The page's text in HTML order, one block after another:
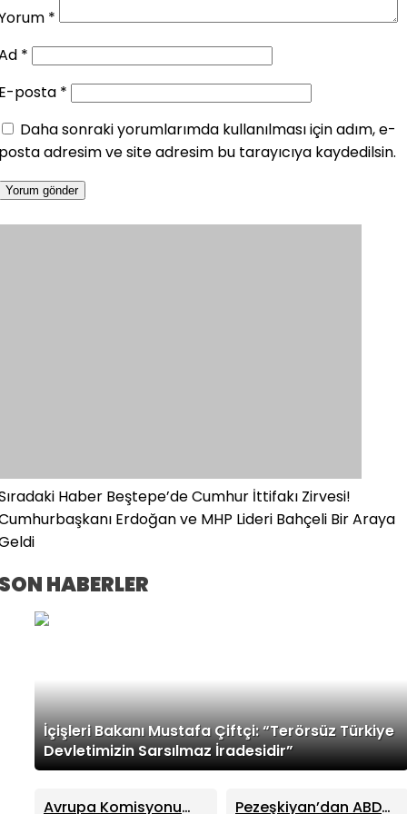
*
*
posta *
Daha sonraki yorumlarımda kullanılması için adım, e-
adresim ve site adresim bu tarayıcıya kaydedilsin.
Haber Beştepe’de Cumhur İttifakı Zirvesi!
Erdoğan ve MHP Lideri Bahçeli Bir Araya
HABERLER
İçişleri Bakanı Mustafa Çiftçi: “Terörsüz Türkiye
Devletimizin Sarsılmaz İradesidir”
Avrupa Komisyonu
Pezeşkiyan’dan ABD